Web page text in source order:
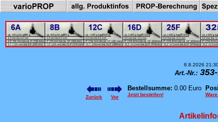
8.8.2026
Art.-Nr.:
Zurück Vor
Bestellsumme: 0.00 Euro
Jetzt bestellen!